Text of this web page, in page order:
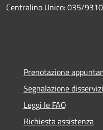
Centralino Unico: 035/
Prenotazione
Segnalazione
Leggi le FAQ
Richiesta assistenza